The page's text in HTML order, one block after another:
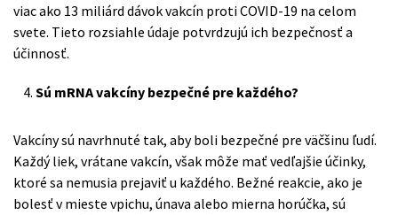
viac ako 13 miliárd dávok vakcín proti COVID-19 na celom
svete. Tieto rozsiahle údaje potvrdzujú ich bezpečnosť a
účinnosť.
Sú mRNA vakcíny bezpečné pre každého?
Vakcíny sú navrhnuté tak, aby boli bezpečné pre väčšinu ľudí.
Každý liek, vrátane vakcín, však môže mať vedľajšie účinky,
ktoré sa nemusia prejaviť u každého. Bežné reakcie, ako je
bolesť v mieste vpichu, únava alebo mierna horúčka, sú